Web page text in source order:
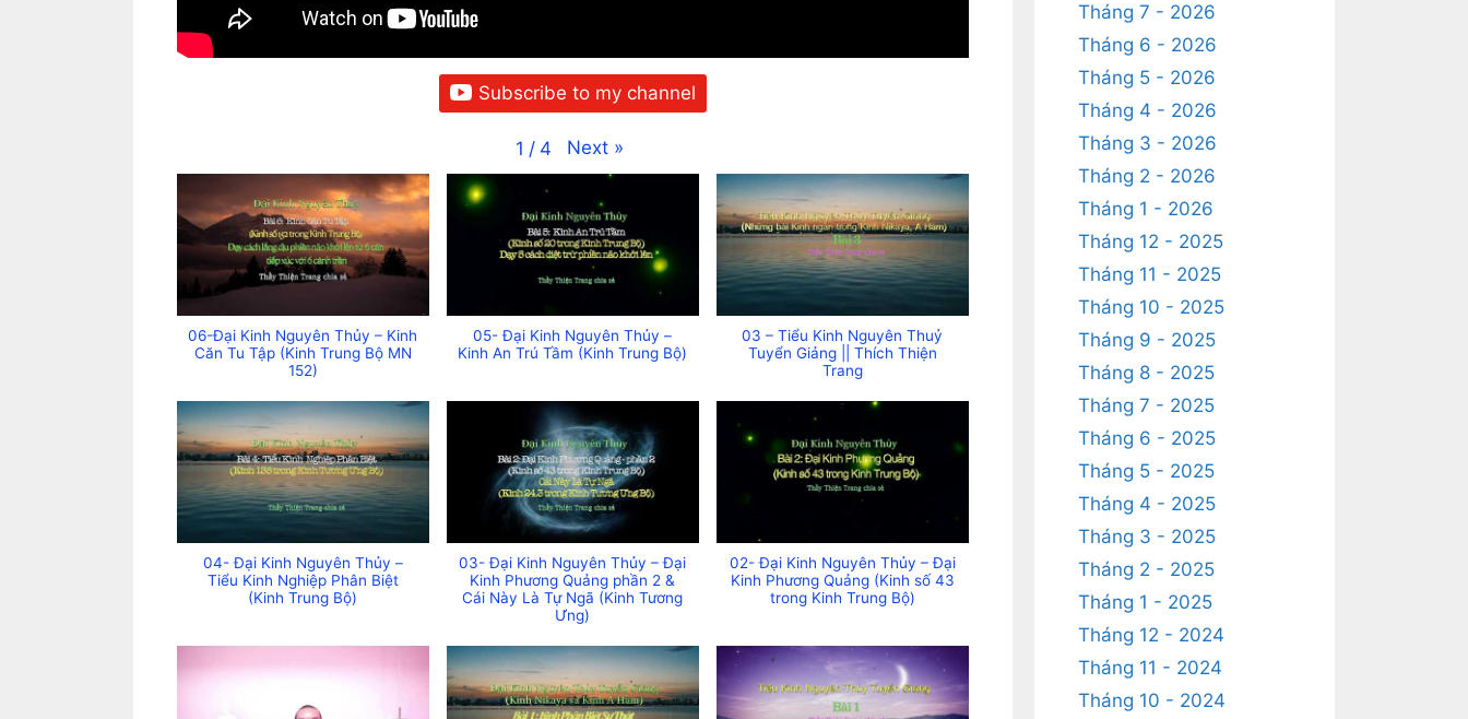
Subscribe to my channel
1 / 4 Next »
06-Đại Kinh Nguyên Thủy – Kinh
Căn Tu Tập (Kinh Trung Bộ MN
152)
05- Đại Kinh Nguyên Thủy –
Kinh An Trú Tầm (Kinh Trung Bộ)
03 – Tiểu Kinh Nguyên Thuỷ
Tuyển Giảng || Thích Thiện
Trang
04- Đại Kinh Nguyên Thủy –
Tiểu Kinh Nghiệp Phân Biệt
(Kinh Trung Bộ)
03- Đại Kinh Nguyên Thủy – Đại
Kinh Phương Quảng phần 2 &
Cái Này Là Tự Ngã (Kinh Tương
Ưng)
02- Đại Kinh Nguyên Thủy – Đại
Kinh Phương Quảng (Kinh số 43
trong Kinh Trung Bộ)
Tháng 7 - 2026
Tháng 6 - 2026
Tháng 5 - 2026
Tháng 4 - 2026
Tháng 3 - 2026
Tháng 2 - 2026
Tháng 1 - 2026
Tháng 12 - 2025
Tháng 11 - 2025
Tháng 10 - 2025
Tháng 9 - 2025
Tháng 8 - 2025
Tháng 7 - 2025
Tháng 6 - 2025
Tháng 5 - 2025
Tháng 4 - 2025
Tháng 3 - 2025
Tháng 2 - 2025
Tháng 1 - 2025
Tháng 12 - 2024
Tháng 11 - 2024
Tháng 10 - 2024